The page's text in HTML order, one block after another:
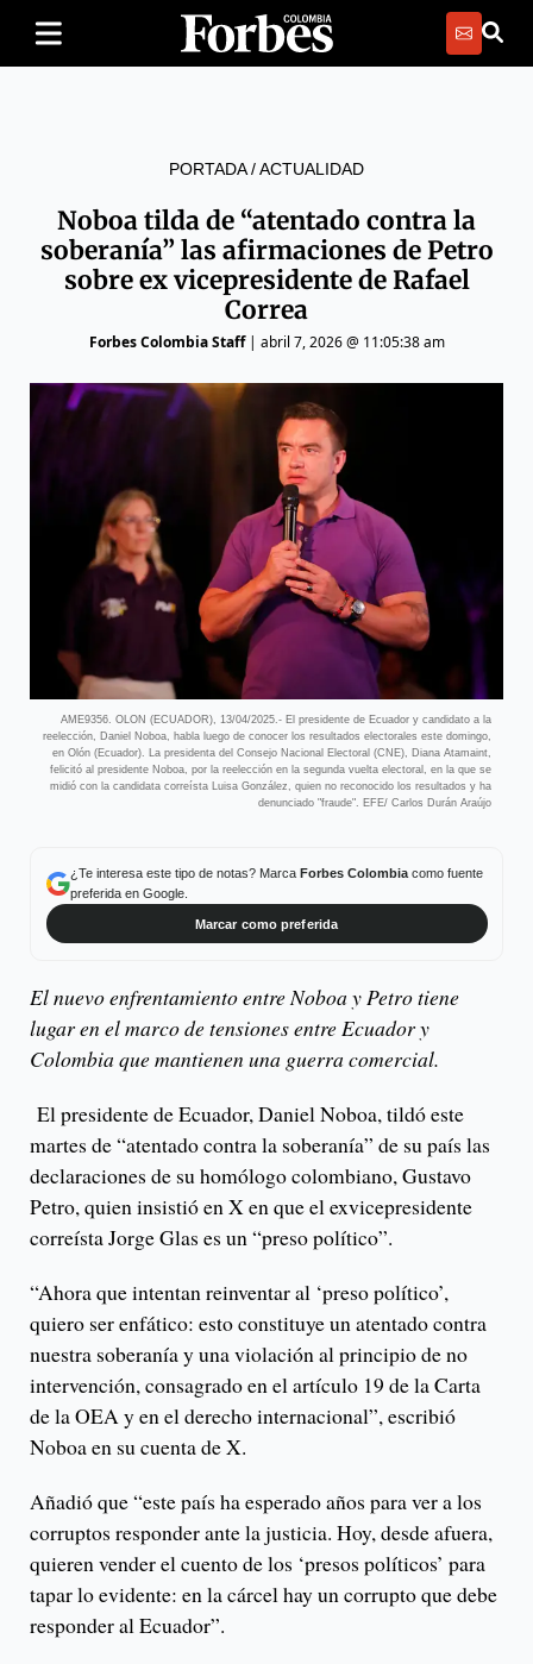
PORTADA/ACTUALIDAD
Noboa tilda de “atentado contra la
soberanía” las afirmaciones de Petro
sobre ex vicepresidente de Rafael
Correa
Forbes Colombia Staff| abril 7, 2026 @ 11:05:38 am
AME9356. OLON (ECUADOR), 13/04/2025.- El presidente de Ecuador y candidato a la
reelección, Daniel Noboa, habla luego de conocer los resultados electorales este domingo,
en Olón (Ecuador). La presidenta del Consejo Nacional Electoral (CNE), Diana Atamaint,
felicitó al presidente Noboa, por la reelección en la segunda vuelta electoral, en la que se
midió con la candidata correísta Luisa González, quien no reconocido los resultados y ha
denunciado "fraude". EFE/ Carlos Durán Araújo
¿Te interesa este tipo de notas? Marca Forbes Colombiacomo fuente
preferida en Google.
Marcar como preferida
El nuevo enfrentamiento entre Noboa y Petro tiene
lugar en el marco de tensiones entre Ecuador y
Colombia que mantienen una guerra comercial.
El presidente de Ecuador, Daniel Noboa, tildó este
martes de “atentado contra la soberanía” de su país las
declaraciones de su homólogo colombiano, Gustavo
Petro, quien insistió en X en que el exvicepresidente
correísta Jorge Glas es un “preso político”.
“Ahora que intentan reinventar al ‘preso político’,
quiero ser enfático: esto constituye un atentado contra
nuestra soberanía y una violación al principio de no
intervención, consagrado en el artículo 19 de la Carta
de la OEA y en el derecho internacional”, escribió
Noboa en su cuenta de X.
Añadió que “este país ha esperado años para ver a los
corruptos responder ante la justicia. Hoy, desde afuera,
quieren vender el cuento de los ‘presos políticos’ para
tapar lo evidente: en la cárcel hay un corrupto que debe
responder al Ecuador”.